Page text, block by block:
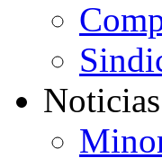
Noticias